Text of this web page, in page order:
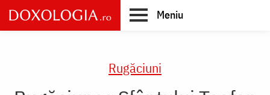
Skip
to
main
Meniu
Rugăciuni